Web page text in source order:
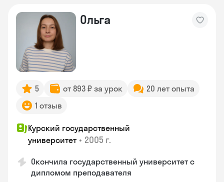
Ольга
5 от 893 ₽ за урок
20 лет опыта
1 отзыв
Курский государственный
университет • 2005 г.
Окончила государственный университет с
дипломом преподавателя